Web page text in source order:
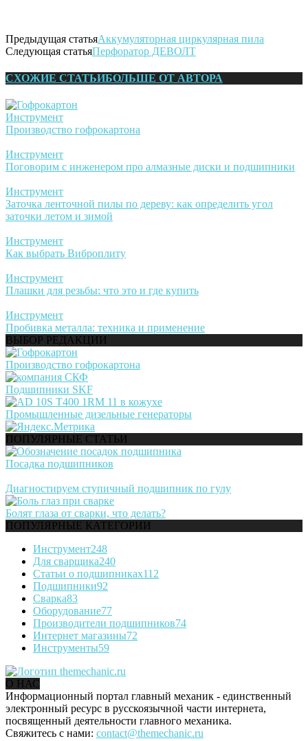
Предыдущая статьяАккумуляторная циркулярная пила
Следующая статьяПерфоратор ДЕВОЛТ
СХОЖИЕ СТАТЬИБОЛЬШЕ ОТ АВТОРА
Инструмент
Производство гофрокартона
Инструмент
Поговорим с инженером про алмазные диски и подшипники
Инструмент
Заточка ленточной пилы по дереву: как определить угол
заточки летом и зимой
Инструмент
Как выбрать Виброплиту
Инструмент
Плашки для резьбы: что это и где купить
Инструмент
Пробивка металла: техника и применение
ВЫБОР РЕДАКЦИИ
Производство гофрокартона
Подшипники SKF
Промышленные дизельные генераторы
ПОПУЛЯРНЫЕ СТАТЬИ
Посадка подшипников
Диагностируем ступичный подшипник по гулу
Болят глаза от сварки, что делать?
ПОПУЛЯРНЫЕ КАТЕГОРИИ
Инструмент248
Для сварщика240
Статьи о подшипниках112
Подшипники92
Сварка83
Оборудование77
Производители подшипников74
Интернет магазины72
Инструменты59
О НАС
Информационный портал главный механик - единственный
электронный ресурс в русскоязычной части интернета,
посвященный деятельности главного механика.
Свяжитесь с нами: contact@themechanic.ru